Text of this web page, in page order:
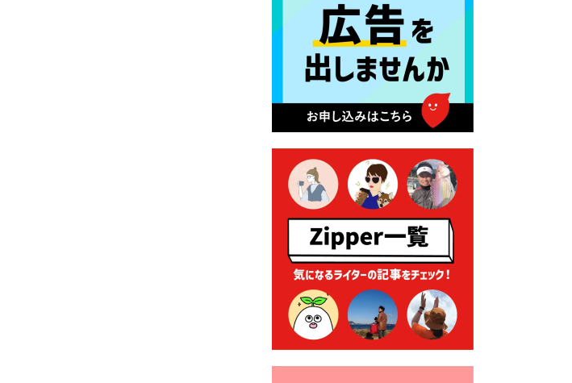
2026年7月10日 台湾伝統音楽
団体 「北埔八音団・楽善軒」
公演開催のお知らせ
ンディング型ふるさと納税の
実施について
2026年7月9日 農地法等に係
る各種申請に係る登記事項証
明書の添付省略について
2026年7月9日 廃食用油の回
収
2026年7月7日 「おゆずりコ
ーナー」について
2026年7月1日 豊前市民プール
一般開放